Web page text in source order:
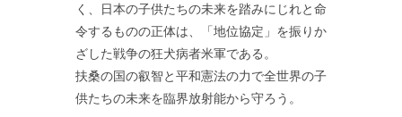
く、日本の子供たちの未来を踏みにじれと命
令するものの正体は、「地位協定」を振りか
ざした戦争の狂犬病者米軍である。
扶桑の国の叡智と平和憲法の力で全世界の子
供たちの未来を臨界放射能から守ろう。